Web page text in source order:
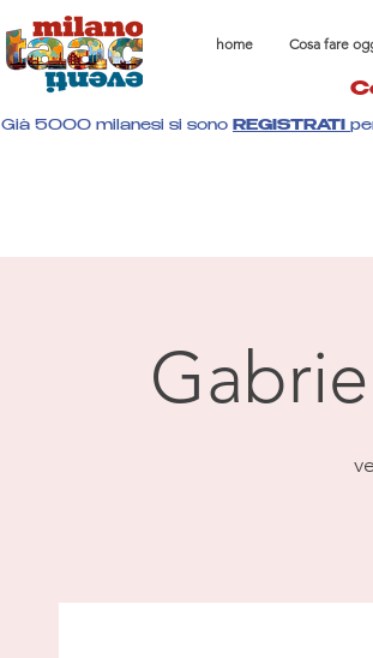
home Cosa fare
Già 5000 milanesi si sono REGISTRATI